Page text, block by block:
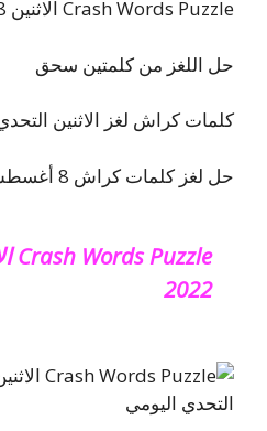
Crash Words Puzzle الاثنين 8 أغسطس
حل اللغز من كلمتين سحق
كلمات كراش لغز الاثنين
حل لغز كلمات كراش 8 أغسطس 2022
2022